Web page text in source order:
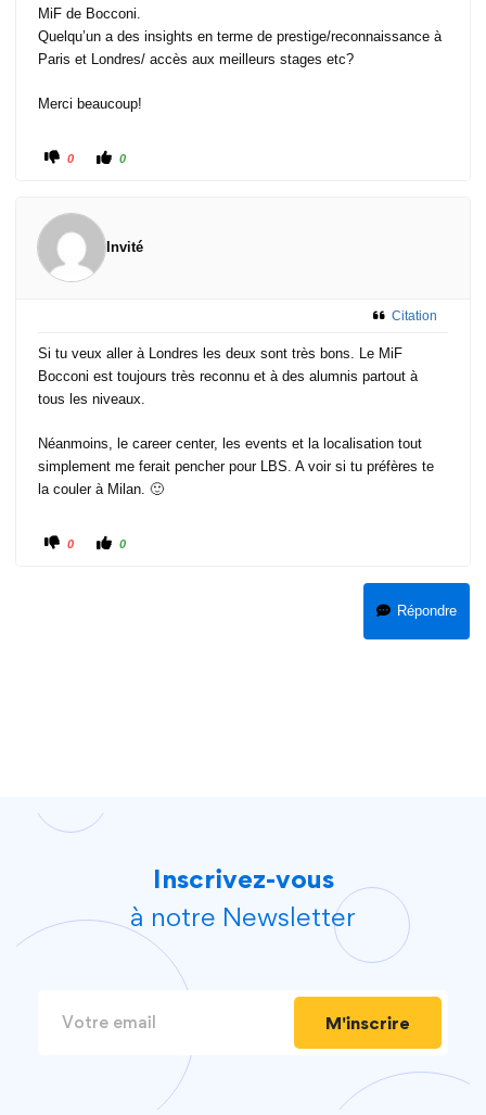
MiF de Bocconi.
Quelqu’un a des insights en terme de prestige/reconnaissance à
Paris et Londres/ accès aux meilleurs stages etc?
Merci beaucoup!
0 0
Invité
Citation
Si tu veux aller à Londres les deux sont très bons. Le MiF
Bocconi est toujours très reconnu et à des alumnis partout à
tous les niveaux.
Néanmoins, le career center, les events et la localisation tout
simplement me ferait pencher pour LBS. A voir si tu préfères te
la couler à Milan. 🙂
0 0
Répondre
Inscrivez-vous
à notre Newsletter
M'inscrire